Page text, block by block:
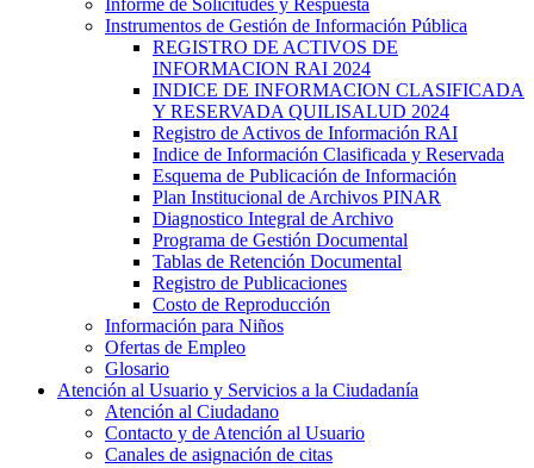
Informe de Solicitudes y Respuesta
Instrumentos de Gestión de Información Pública
REGISTRO DE ACTIVOS DE
INFORMACION RAI 2024
INDICE DE INFORMACION CLASIFICADA
Y RESERVADA QUILISALUD 2024
Registro de Activos de Información RAI
Indice de Información Clasificada y Reservada
Esquema de Publicación de Información
Plan Institucional de Archivos PINAR
Diagnostico Integral de Archivo
Programa de Gestión Documental
Tablas de Retención Documental
Registro de Publicaciones
Costo de Reproducción
Información para Niños
Ofertas de Empleo
Glosario
Atención al Usuario y Servicios a la Ciudadanía
Atención al Ciudadano
Contacto y de Atención al Usuario
Canales de asignación de citas